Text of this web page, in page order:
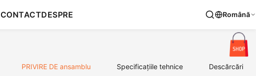
CONTACTDESPRE Română
PRIVIRE DE ansamblu Specificațiile tehnice Descărcări